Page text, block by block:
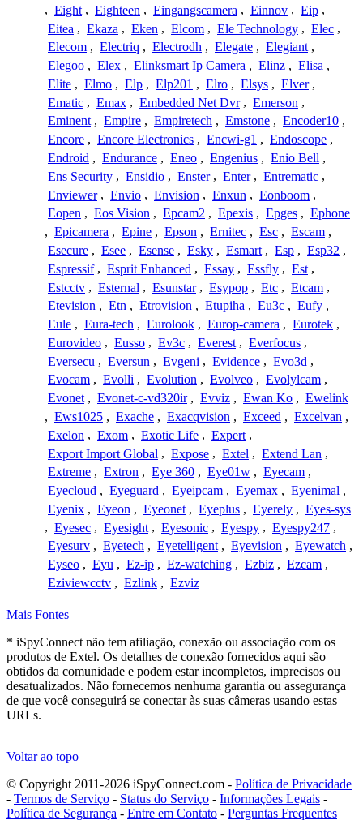
, Eight , Eighteen , Eingangscamera , Einnov , Eip ,
Eitea , Ekaza , Eken , Elcom , Ele Technology , Elec ,
Elecom , Electriq , Electrodh , Elegate , Elegiant ,
Elegoo , Elex , Elinksmart Ip Camera , Elinz , Elisa ,
Elite , Elmo , Elp , Elp201 , Elro , Elsys , Elver ,
Ematic , Emax , Embedded Net Dvr , Emerson ,
Eminent , Empire , Empiretech , Emstone , Encoder10 ,
Encore , Encore Electronics , Encwi-g1 , Endoscope ,
Endroid , Endurance , Eneo , Engenius , Enio Bell ,
Ens Security , Ensidio , Enster , Enter , Entrematic ,
Enviewer , Envio , Envision , Enxun , Eonboom ,
Eopen , Eos Vision , Epcam2 , Epexis , Epges , Ephone
, Epicamera , Epine , Epson , Ernitec , Esc , Escam ,
Esecure , Esee , Esense , Esky , Esmart , Esp , Esp32 ,
Espressif , Esprit Enhanced , Essay , Essfly , Est ,
Estcctv , Esternal , Esunstar , Esypop , Etc , Etcam ,
Etevision , Etn , Etrovision , Etupiha , Eu3c , Eufy ,
Eule , Eura-tech , Eurolook , Europ-camera , Eurotek ,
Eurovideo , Eusso , Ev3c , Everest , Everfocus ,
Eversecu , Eversun , Evgeni , Evidence , Evo3d ,
Evocam , Evolli , Evolution , Evolveo , Evolylcam ,
Evonet , Evonet-c-vd320ir , Evviz , Ewan Ko , Ewelink
, Ews1025 , Exache , Exacqvision , Exceed , Excelvan ,
Exelon , Exom , Exotic Life , Expert ,
Export Import Global , Expose , Extel , Extend Lan ,
Extreme , Extron , Eye 360 , Eye01w , Eyecam ,
Eyecloud , Eyeguard , Eyeipcam , Eyemax , Eyenimal ,
Eyenix , Eyeon , Eyeonet , Eyeplus , Eyerely , Eyes-sys
, Eyesec , Eyesight , Eyesonic , Eyespy , Eyespy247 ,
Eyesurv , Eyetech , Eyetelligent , Eyevision , Eyewatch ,
Eyseo , Eyu , Ez-ip , Ez-watching , Ezbiz , Ezcam ,
Eziviewcctv , Ezlink , Ezviz
Mais Fontes
* iSpyConnect não tem afiliação, conexão ou associação com os
produtos de Extel. Os detalhes de conexão fornecidos aqui são
obtidos da comunidade e podem estar incompletos, imprecisos ou
desatualizados. Não fornecemos nenhuma garantia ou assegurança
de que você conseguirá se conectar às suas câmeras usando estas
URLs.
Voltar ao topo
© Copyright 2011-2026 iSpyConnect.com - Política de Privacidade
- Termos de Serviço - Status do Serviço - Informações Legais -
Política de Segurança - Entre em Contato - Perguntas Frequentes